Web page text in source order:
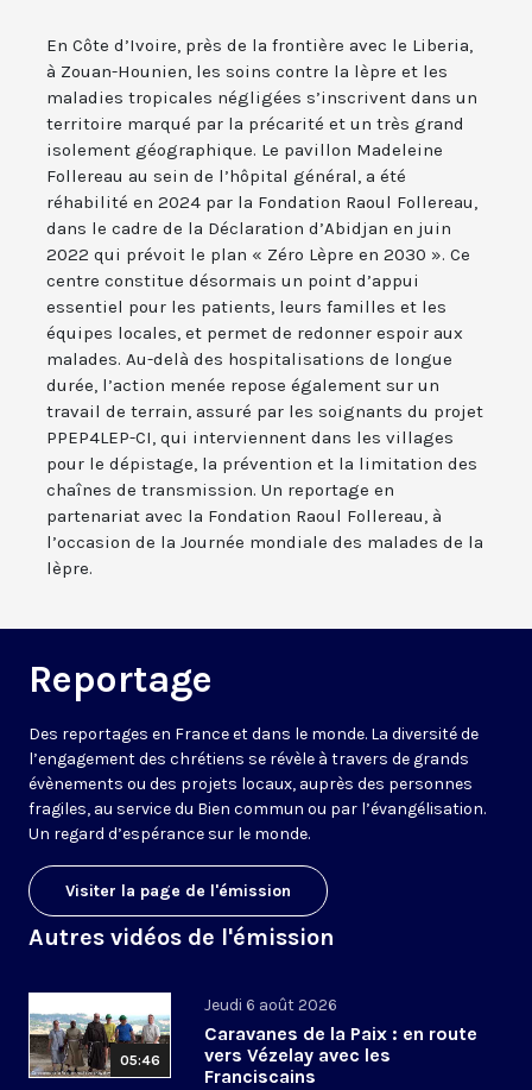
En Côte d’Ivoire, près de la frontière avec le Liberia,
à Zouan-Hounien, les soins contre la lèpre et les
maladies tropicales négligées s’inscrivent dans un
territoire marqué par la précarité et un très grand
isolement géographique. Le pavillon Madeleine
Follereau au sein de l’hôpital général, a été
réhabilité en 2024 par la Fondation Raoul Follereau,
dans le cadre de la Déclaration d’Abidjan en juin
2022 qui prévoit le plan « Zéro Lèpre en 2030 ». Ce
centre constitue désormais un point d’appui
essentiel pour les patients, leurs familles et les
équipes locales, et permet de redonner espoir aux
malades. Au-delà des hospitalisations de longue
durée, l’action menée repose également sur un
travail de terrain, assuré par les soignants du projet
PPEP4LEP-CI, qui interviennent dans les villages
pour le dépistage, la prévention et la limitation des
chaînes de transmission. Un reportage en
partenariat avec la Fondation Raoul Follereau, à
l’occasion de la Journée mondiale des malades de la
lèpre.
Reportage
Des reportages en France et dans le monde. La diversité de
l’engagement des chrétiens se révèle à travers de grands
évènements ou des projets locaux, auprès des personnes
fragiles, au service du Bien commun ou par l’évangélisation.
Un regard d’espérance sur le monde.
Visiter la page de l'émission
Autres vidéos de l'émission
05:46
Jeudi 6 août 2026
Caravanes de la Paix : en route
vers Vézelay avec les
Franciscains